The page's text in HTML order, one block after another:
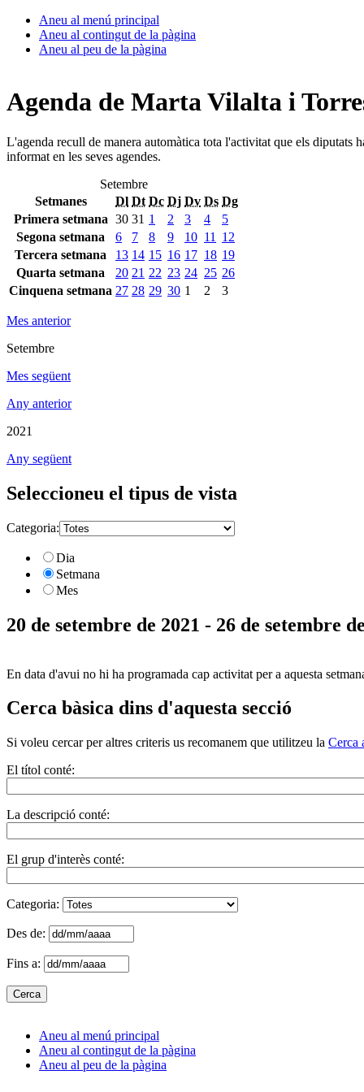
Aneu al menú principal
Aneu al contingut de la pàgina
Aneu al peu de la pàgina
Agenda de Marta Vilalta i
L'agenda recull de manera automàtica tota l'activitat que els diputats
informat en les seves agendes.
Setembre
Setmanes
Dl Dt Dc Dj Dv Ds Dg
Primera setmana 30 31 1 2 3 4
5
Segona setmana
6 7 8 9 10 11
12
Tercera setmana
13 14 15 16 17 18 19
Quarta setmana
20 21 22 23 24 25 26
Cinquena setmana 27 28 29 30 1 2 3
Mes anterior
Setembre
Mes següent
Any anterior
2021
Any següent
Seleccioneu el tipus de vista
Categoria:
Dia
Setmana
Mes
20 de setembre de 2021 - 26 de setembre
En data d'avui no hi ha programada cap activitat per a aquesta
Cerca bàsica dins d'aquesta secció
Si voleu cercar per altres criteris us recomanem que utilitzeu la Cerca
El títol conté:
La descripció conté:
El grup d'interès conté:
Categoria:
Des de:
Fins a:
Aneu al menú principal
Aneu al contingut de la pàgina
Aneu al peu de la pàgina